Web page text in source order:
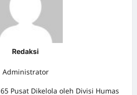
Redaksi
Administrator
Pusat Dikelola oleh Divisi Humas